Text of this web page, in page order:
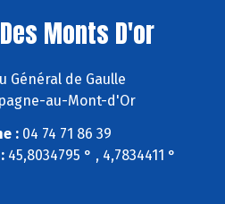
Monts D'or
Général de Gaulle
au-Mont-d'Or
:04 74 71 86 39
45,8034795 ° , 4,7834411 °